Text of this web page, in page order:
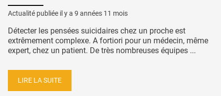
Actualité publiée il y a 9 années 11 mois
Détecter les pensées suicidaires chez un proche est
extrêmement complexe. A fortiori pour un médecin, même
expert, chez un patient. De très nombreuses équipes ...
LIRE LA SUITE